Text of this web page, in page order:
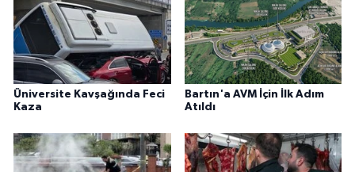
Üniversite Kavşağında Feci
Kaza
Bartın'a AVM İçin İlk Adım
Atıldı